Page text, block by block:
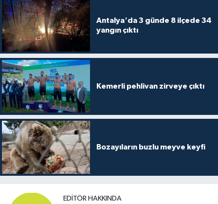
Antalya'da 3 günde 8 ilçede 34
yangın çıktı
Kemerli pehlivan zirveye çıktı
Bozayıların buzlu meyve keyfi
EDITÖR HAKKINDA